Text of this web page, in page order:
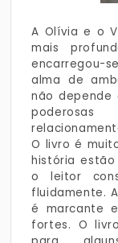
A Olívia e o
mais
encarregou-
alma de
não depende
O livro é
história
o leitor
fluidamente.
é marcante
fortes. O